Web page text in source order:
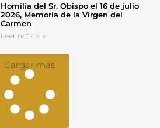
Homilía del Sr. Obispo el 16 de julio
2026, Memoria de la Virgen del
Carmen
Leer noticia »
Cargar más